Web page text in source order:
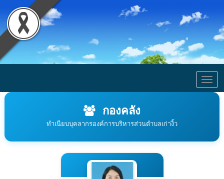
กองคลัง
ทำเนียบบุคลากรองค์การบริหารส่วนตำบลเก่างิ้ว